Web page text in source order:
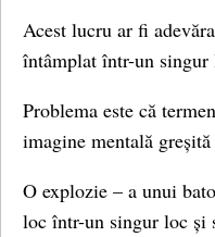
Acest lucru ar fi
întâmplat într-un
Problema este că
imagine mentală
O explozie – a unui
loc într-un singur loc și